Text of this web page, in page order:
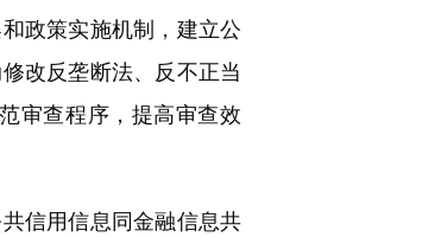
政策实施机制，建立公
改反垄断法、反不正当
审查程序，提高审查效
信用信息同金融信息共